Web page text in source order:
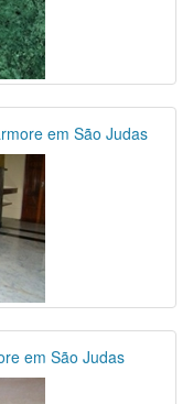
em São Judas
em São Judas